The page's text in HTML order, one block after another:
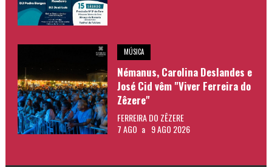
MÚSICA
Némanus, Carolina Deslandes e
José Cid vêm "Viver Ferreira do
Zêzere"
FERREIRA DO ZÊZERE
7 AGO a 9 AGO 2026